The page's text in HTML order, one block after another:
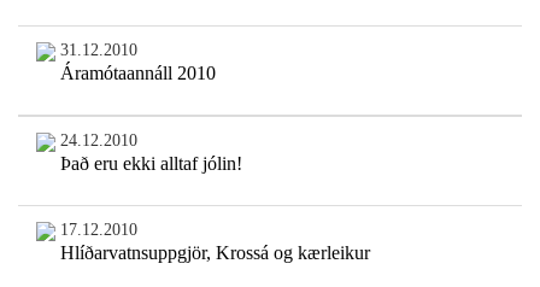
31.12.2010
Áramótaannáll 2010
24.12.2010
Það eru ekki alltaf jólin!
17.12.2010
Hlíðarvatnsuppgjör, Krossá og kærleikur